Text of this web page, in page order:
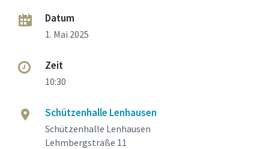
Datum
1. Mai 2025
Zeit
10:30
Schützenhalle Lenhausen
Schützenhalle Lenhausen
Lehmbergstraße 11